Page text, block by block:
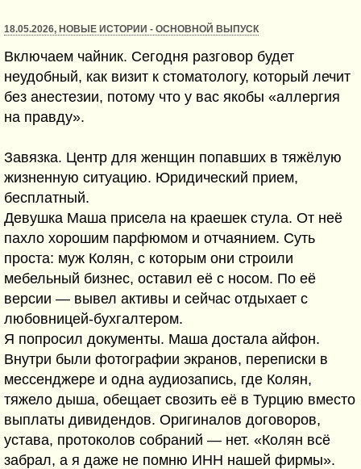
18.05.2026, НОВЫЕ ИСТОРИИ - ОСНОВНОЙ ВЫПУСК
Включаем чайник. Сегодня разговор будет
неудобный, как визит к стоматологу, который лечит
без анестезии, потому что у вас якобы «аллергия
на правду».
Завязка. Центр для женщин попавших в тяжёлую
жизненную ситуацию. Юридический прием,
бесплатный.
Девушка Маша присела на краешек стула. От неё
пахло хорошим парфюмом и отчаянием. Суть
проста: муж Колян, с которым они строили
мебельный бизнес, оставил её с носом. По её
версии — вывел активы и сейчас отдыхает с
любовницей-бухгалтером.
Я попросил документы. Маша достала айфон.
Внутри были фотографии экранов, переписки в
мессенджере и одна аудиозапись, где Колян,
тяжело дыша, обещает свозить её в Турцию вместо
выплаты дивидендов. Оригиналов договоров,
устава, протоколов собраний — нет. «Колян всё
забрал, а я даже не помню ИНН нашей фирмы».